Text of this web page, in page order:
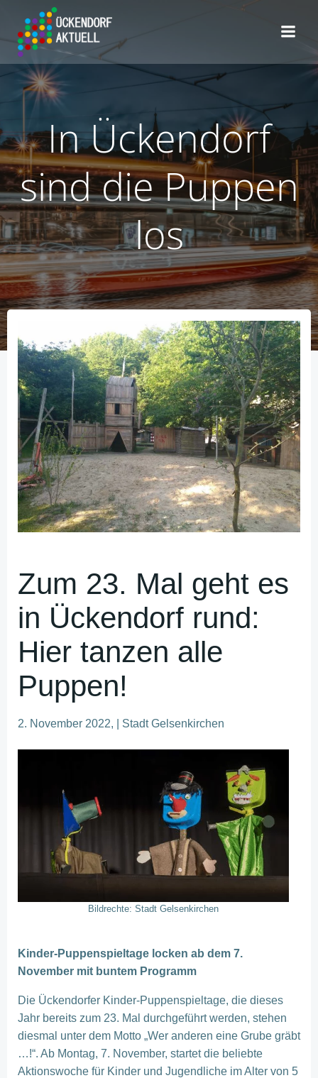
In Ückendorf
sind die Puppen
los
Zum 23. Mal geht es
in Ückendorf rund:
Hier tanzen alle
Puppen!
2. November 2022, | Stadt Gelsenkirchen
Bildrechte: Stadt Gelsenkirchen
Kinder-Puppenspieltage locken ab dem 7.
November mit buntem Programm
Die Ückendorfer Kinder-Puppenspieltage, die dieses
Jahr bereits zum 23. Mal durchgeführt werden, stehen
diesmal unter dem Motto „Wer anderen eine Grube gräbt
…!“. Ab Montag, 7. November, startet die beliebte
Aktionswoche für Kinder und Jugendliche im Alter von 5